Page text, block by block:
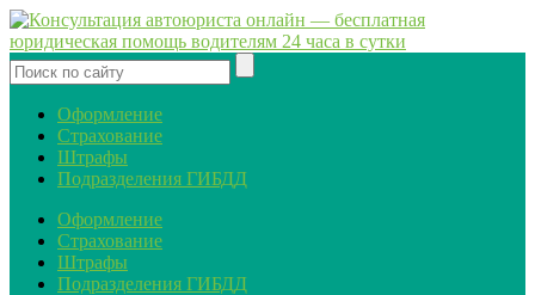
Оформление
Страхование
Штрафы
Подразделения ГИБДД
Оформление
Страхование
Штрафы
Подразделения ГИБДД